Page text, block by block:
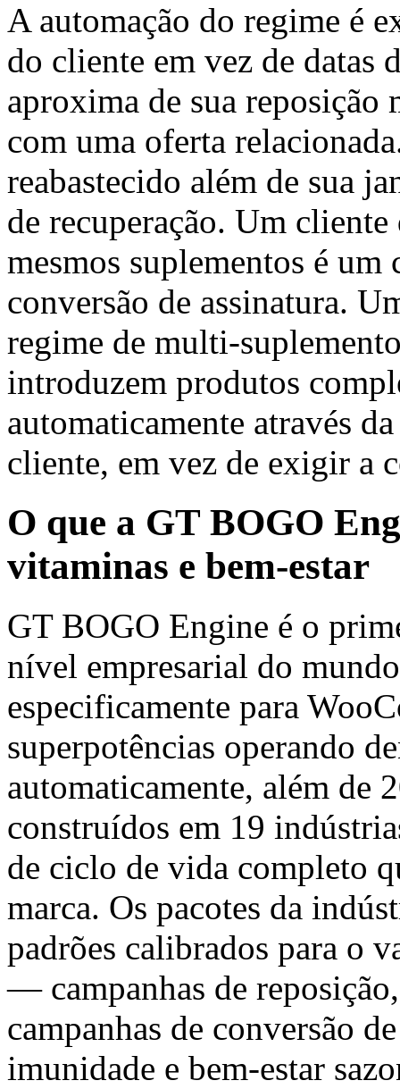
A automação do regime é
do cliente em vez de datas
aproxima de sua reposição
com uma oferta
reabastecido além de sua
de recuperação. Um cliente
mesmos suplementos é um
conversão de assinatura.
regime de multi-
introduzem produtos
automaticamente através
cliente, em vez de exigir a
O que a GT BOGO
vitaminas e bem-estar
GT BOGO Engine é o
nível empresarial do
especificamente para
superpotências operando
automaticamente, além de
construídos em 19
de ciclo de vida completo
marca. Os pacotes da
padrões calibrados para o
— campanhas de
campanhas de conversão
imunidade e bem-estar